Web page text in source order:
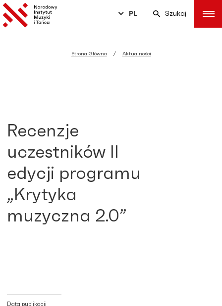
PL Szukaj
Strona Główna Aktualności
Recenzje
uczestników II
edycji programu
„Krytyka
muzyczna 2.0”
Data publikacji